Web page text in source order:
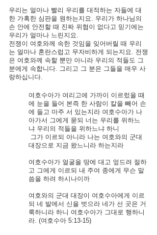
우리는 얼마나 빨리 우리를 대적하는 자들에 대
한 가혹한 심판을 원하는지요. 우리가 하나님의
손 안에 안전할 때 진짜 위협이 없다고 믿기에는
우리가 얼마나 느린지요.
전쟁이 여호와께 속한 것임을 잊어버릴 때 우리
는 얼마나 혼란스럽고 무자비하게 되는지요. 전쟁
은 여호와께 속할 뿐만 아니라 우리의 적들도 그
분에게 속합니다. 그리고 그 분은 그들을 매우 사
랑하십니다.
여호수아가 여리고에 가까이 이르렀을 때
에 눈을 들어 본즉 한 사람이 칼을 빼어 손
에 들고 마주 서 있는지라 여호수아가 나
아가서 그에게 묻되 너는 우리를 위하느
냐 우리의 적들을 위하느냐 하니
그가 이르되 아니라 나는 여호와의 군대
대장으로 지금 왔느니라 하는지라
여호수아가 얼굴을 땅에 대고 엎드려 절하
고 그에게 이르되 내 주여 종에게 무슨 말
씀을 하려 하시나이까
여호와의 군대 대장이 여호수아에게 이르
되 네 발에서 신을 벗으라 네가 선 곳은 거
룩하니라 하니 여호수아가 그대로 행하니
라. (여호수아 5:13-15)